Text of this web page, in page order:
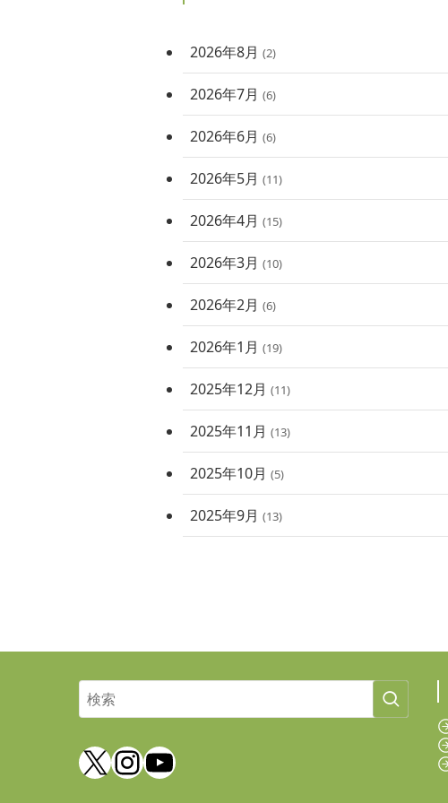
2026年8月 (2)
2026年7月 (6)
2026年6月 (6)
2026年5月 (11)
2026年4月 (15)
2026年3月 (10)
2026年2月 (6)
2026年1月 (19)
2025年12月 (11)
2025年11月 (13)
2025年10月 (5)
2025年9月 (13)
X Instagram
YouTube